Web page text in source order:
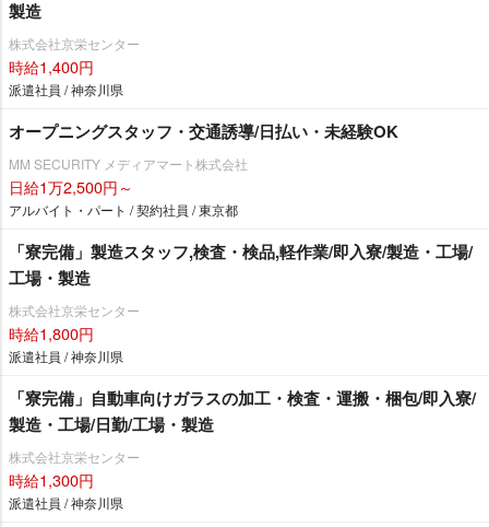
製造
株式会社京栄センター
時給1,400円
派遣社員 / 神奈川県
オープニングスタッフ・交通誘導/日払い・未経験OK
MM SECURITY メディアマート株式会社
日給1万2,500円～
アルバイト・パート / 契約社員 / 東京都
「寮完備」製造スタッフ,検査・検品,軽作業/即入寮/製造・工場/
工場・製造
株式会社京栄センター
時給1,800円
派遣社員 / 神奈川県
「寮完備」自動車向けガラスの加工・検査・運搬・梱包/即入寮/
製造・工場/日勤/工場・製造
株式会社京栄センター
時給1,300円
派遣社員 / 神奈川県